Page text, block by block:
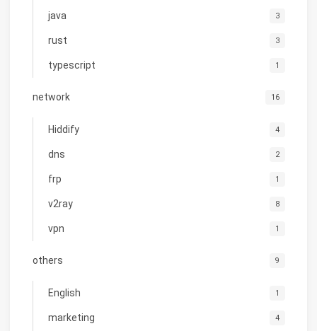
java 3
rust 3
typescript 1
network 16
Hiddify 4
dns 2
frp 1
v2ray 8
vpn 1
others 9
English 1
marketing 4